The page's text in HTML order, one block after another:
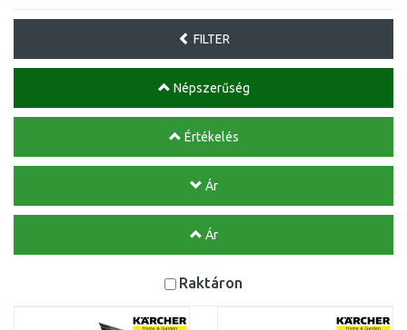
FILTER
Népszerűség
Értékelés
Ár
Ár
Raktáron